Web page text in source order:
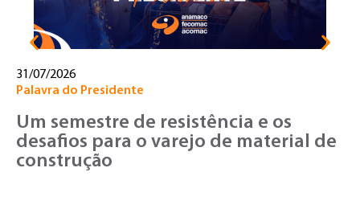
31/07/2026
Palavra do Presidente
Um semestre de resistência e os
desafios para o varejo de material de
construção